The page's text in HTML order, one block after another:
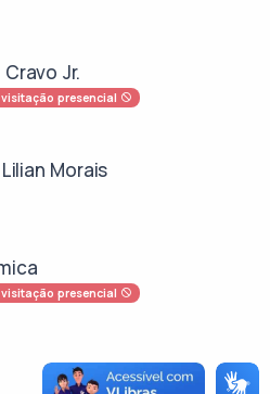
Jr.
presencial
Morais
presencial